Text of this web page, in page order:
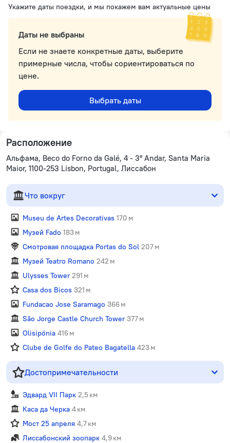
Укажите даты поездки, и мы покажем вам актуальные цены
Даты не выбраны
Если не знаете конкретные даты, выберите
примерные числа, чтобы сориентироваться по
цене.
Выбрать даты
Расположение
Альфама, Beco do Forno da Galé, 4 - 3º Andar, Santa Maria
Maior, 1100-253 Lisbon, Portugal, Лиссабон
Что вокруг
Museu de Artes Decorativas 170 м
Музей Fado 183 м
Смотровая площадка Portas do Sol 207 м
Музей Teatro Romano 242 м
Ulysses Tower 291 м
Casa dos Bicos 321 м
Fundacao Jose Saramago 366 м
São Jorge Castle Church Tower 377 м
Olisipónia 416 м
Clube de Golfe do Pateo Bagatella 423 м
Достопримечательности
Эдвард VII Парк 2,5 км
Каса да Черка 4 км
Мост 25 апреля 4,7 км
Лиссабонский зоопарк 4,9 км